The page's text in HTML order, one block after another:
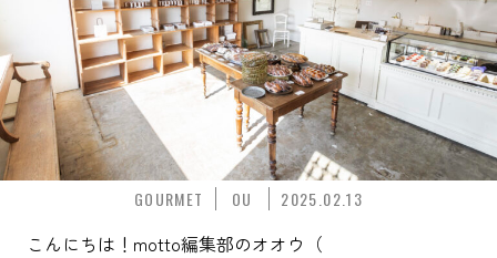
GOURMET OU 2025.02.13
こんにちは！motto編集部のオオウ（